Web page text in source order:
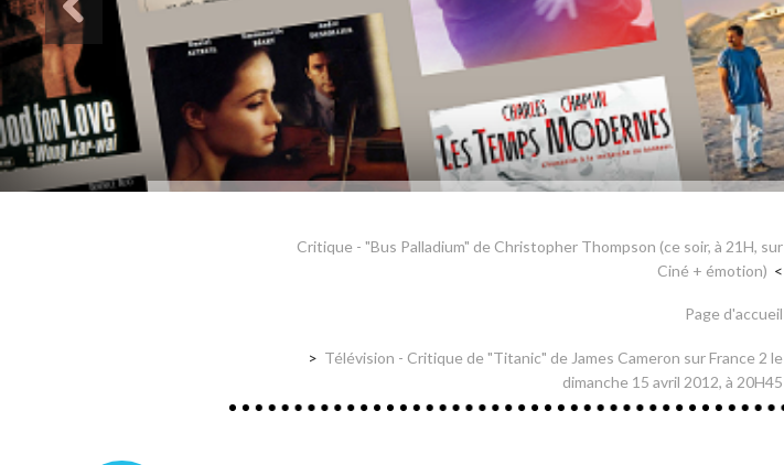
Critique - "Bus Palladium" de Christopher Thompson (ce soir, à 21H, sur
Ciné + émotion)
Page d'accueil
Télévision - Critique de "Titanic" de James Cameron sur France 2 le
dimanche 15 avril 2012, à 20H45